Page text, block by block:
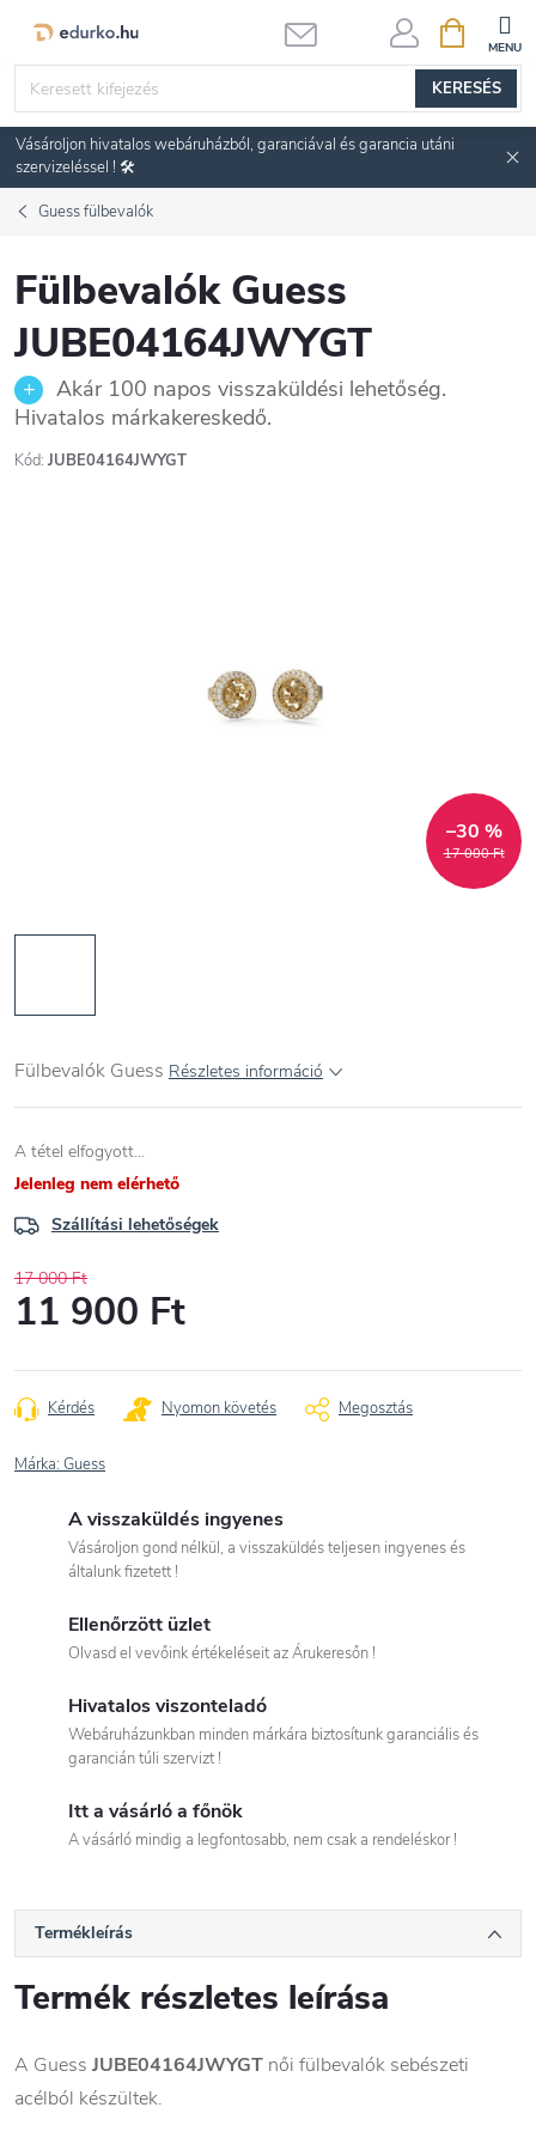
KERESÉS
KOSÁR
Vásároljon hivatalos webáruházból, garanciával és garancia utáni
szervizeléssel ! 🛠️
Guess fülbevalók
Fülbevalók Guess
JUBE04164JWYGT
Akár 100 napos visszaküldési lehetőség.
Hivatalos márkakereskedő.
Kód: JUBE04164JWYGT
17 000 Ft
–30 %
Fülbevalók Guess Részletes információ
A tétel elfogyott…
Jelenleg nem elérhető
Szállítási lehetőségek
17 000 Ft
11 900 Ft
Kérdés Nyomon követés Megosztás
Márka: Guess
A visszaküldés ingyenes
Vásároljon gond nélkül, a visszaküldés teljesen ingyenes és
általunk fizetett !
Ellenőrzött üzlet
Olvasd el vevőink értékeléseit az Árukeresőn !
Hivatalos viszonteladó
Webáruházunkban minden márkára biztosítunk garanciális és
garancián túli szervizt !
Itt a vásárló a főnök
A vásárló mindig a legfontosabb, nem csak a rendeléskor !
Termékleírás
Termék részletes leírása
A Guess JUBE04164JWYGT női fülbevalók sebészeti
acélból készültek.